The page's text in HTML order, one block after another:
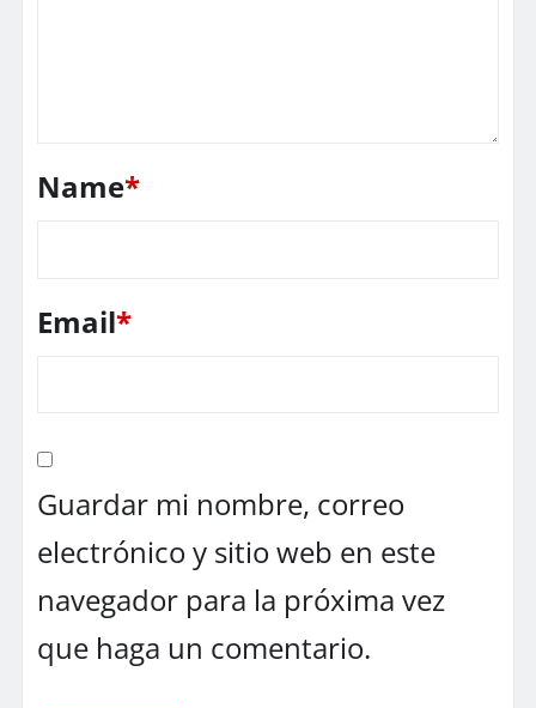
Name*
Email*
Guardar mi nombre, correo
electrónico y sitio web en este
navegador para la próxima vez
que haga un comentario.